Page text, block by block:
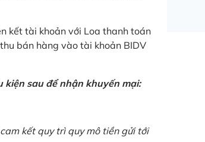
kết tài khoản với Loa thanh toán
bán hàng vào tài khoản BIDV
kiện sau để nhận khuyến mại:
kết quy trì quy mô tiền gửi tới